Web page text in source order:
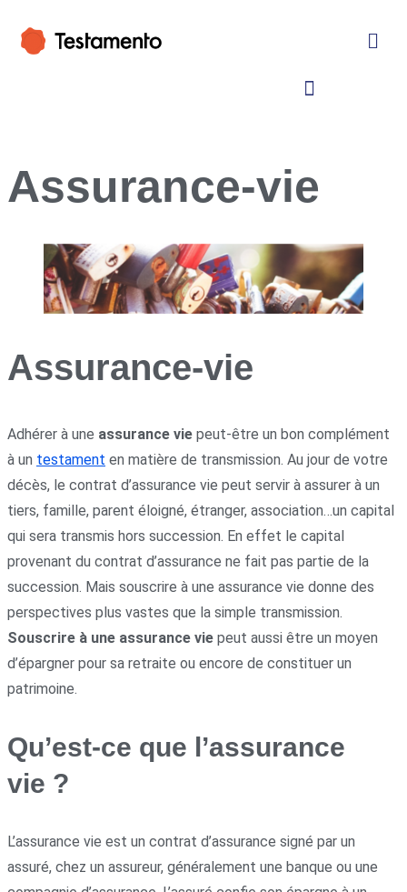
Assurance-vie
Assurance-vie
Adhérer à une assurance vie peut-être un bon complément
à un testament en matière de transmission. Au jour de votre
décès, le contrat d’assurance vie peut servir à assurer à un
tiers, famille, parent éloigné, étranger, association…un capital
qui sera transmis hors succession. En effet le capital
provenant du contrat d’assurance ne fait pas partie de la
succession. Mais souscrire à une assurance vie donne des
perspectives plus vastes que la simple transmission.
Souscrire à une assurance vie peut aussi être un moyen
d’épargner pour sa retraite ou encore de constituer un
patrimoine.
Qu’est-ce que l’assurance
vie ?
L’assurance vie est un contrat d’assurance signé par un
assuré, chez un assureur, généralement une banque ou une